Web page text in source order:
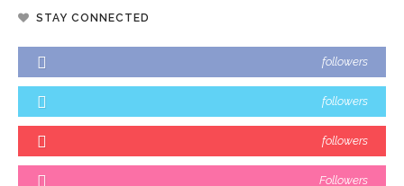
STAY CONNECTED
followers
followers
followers
Followers